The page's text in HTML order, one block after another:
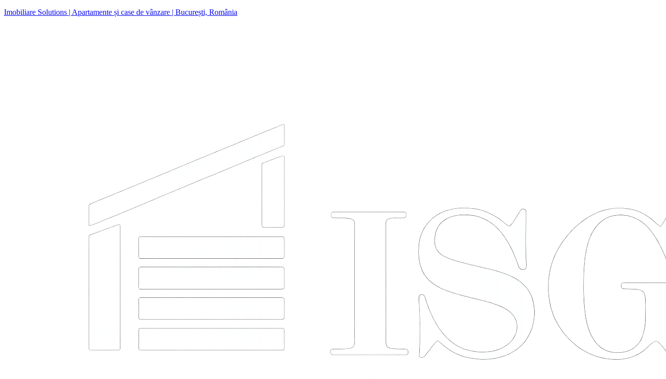
Imobiliare Solutions | Apartamente și case de vânzare | București, România